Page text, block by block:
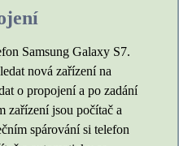
Samsung Galaxy S7.
nová zařízení na
o propojení a po zadání
zařízení jsou počítač a
spárování si telefon